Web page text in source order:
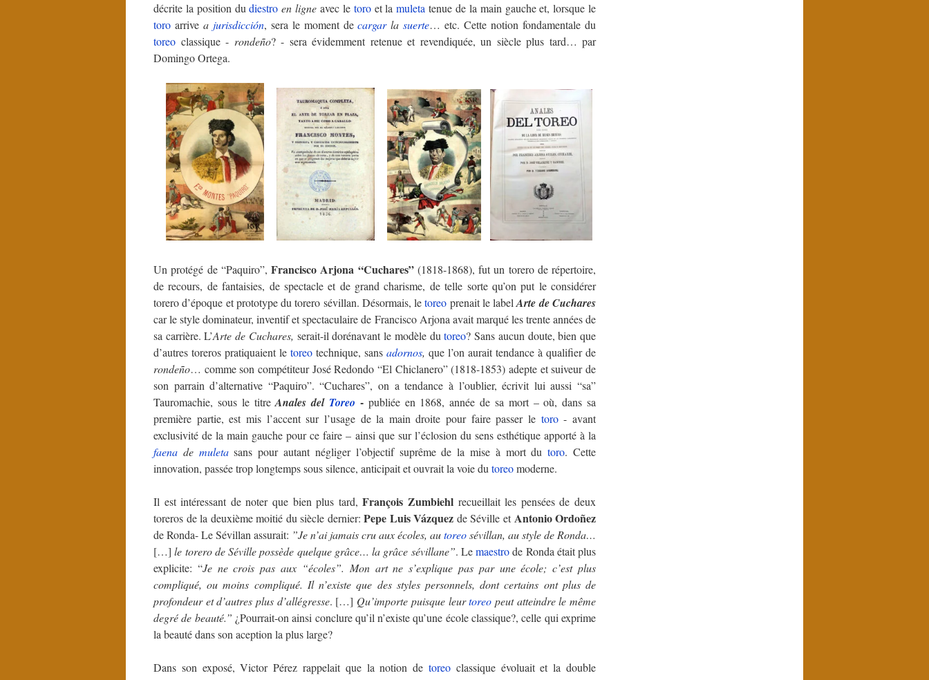
décrite la position dudiestro en ligne avec le toroet lamuleta tenue de la main gauche et, lorsque le
toro arrive a jurisdicción, sera le moment decargarlasuerte… etc. Cette notion fondamentale du
toreo classique - rondeño? - sera évidemment retenue et revendiquée, un siècle plus tard… par
Domingo Ortega.
Un protégé de “Paquiro”, Francisco Arjona “Cuchares”(1818-1868), fut un torero de répertoire,
de recours, de fantaisies, de spectacle et de grand charisme, de telle sorte qu’on put le considérer
torero d’époque et prototype du torero sévillan. Désormais, letoreo prenait le labelArte de Cuchares
car le style dominateur, inventif et spectaculaire de Francisco Arjona avait marqué les trente années de
sa carrière. L’Arte de Cuchares, serait-il dorénavant le modèle dutoreo? Sans aucun doute, bien que
d’autres toreros pratiquaient le toreo technique, sans adornos, que l’on aurait tendance à qualifier de
rondeño… comme son compétiteur José Redondo “El Chiclanero” (1818-1853) adepte et suiveur de
son parrain d’alternative “Paquiro”. “Cuchares”, on a tendance à l’oublier, écrivit lui aussi “sa”
Tauromachie, sous le titreAnales del Toreo -publiée en 1868, année de sa mort – où, dans sa
première partie, est mis l’accent sur l’usage de la main droite pour faire passer le toro- avant
exclusivité de la main gauche pour ce faire – ainsi que sur l’éclosion du sens esthétique apporté à la
faena de muletasans pour autant négliger l’objectif suprême de la mise à mort dutoro. Cette
innovation, passée trop longtemps sous silence, anticipait et ouvrait la voie du toreomoderne.
Il est intéressant de noter que bien plus tard,François Zumbiehl recueillait les pensées de deux
toreros de la deuxième moitié du siècle dernier:Pepe Luis Vázquez de Séville etAntonio Ordoñez
de Ronda- Le Sévillan assurait: ”Je n’ai jamais cru aux écoles, autoreosévillan, au style de Ronda…
[…] le torero de Séville possède quelque grâce… la grâce sévillane”. Lemaestrode Ronda était plus
explicite: “Je ne crois pas aux “écoles”. Mon art ne s’explique pas par une école; c’est plus
compliqué, ou moins compliqué. Il n’existe que des styles personnels, dont certains ont plus de
profondeur et d’autres plus d’allégresse. […] Qu’importe puisque leurtoreo peut atteindre le même
degré de beauté.” ¿Pourrait-on ainsi conclure qu’il n’existe qu’une école classique?, celle qui exprime
la beauté dans son aception la plus large?
Dans son exposé, Victor Pérez rappelait que la notion de toreo classique évoluait et la double